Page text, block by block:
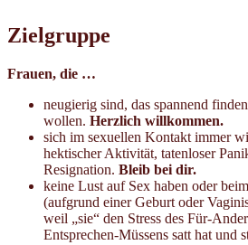
Zielgruppe
Frauen, die …
neugierig sind, das spannend
wollen. Herzlich willkommen.
sich im sexuellen Kontakt immer
hektischer Aktivität, tatenloser
Resignation. Bleib bei dir.
keine Lust auf Sex haben oder
(aufgrund einer Geburt oder
weil „sie“ den Stress des Für-
Entsprechen-Müssens satt hat und